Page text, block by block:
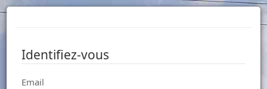
Identifiez-vous
Email